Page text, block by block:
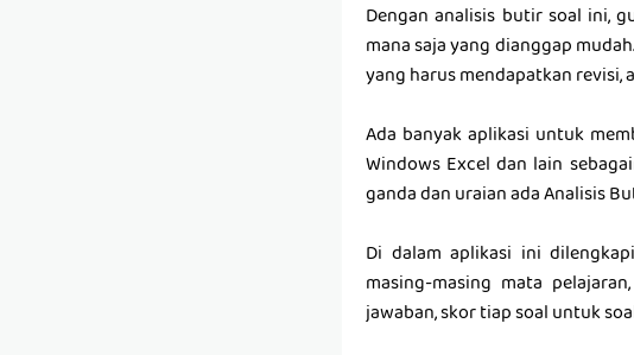
Dengan analisis butir soal ini,
mana saja yang dianggap
yang harus mendapatkan revisi,
Ada banyak aplikasi untuk
Windows Excel dan lain
ganda dan uraian ada Analisis
Di dalam aplikasi ini
masing-masing mata
jawaban, skor tiap soal untuk